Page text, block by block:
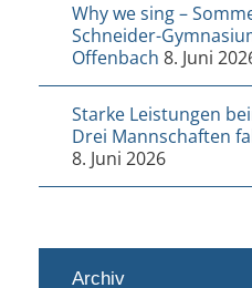
Why we sing –
Schneider-
Offenbach 8. Juni
Starke Leistungen
Drei Mannschaften
8. Juni 2026
Archiv